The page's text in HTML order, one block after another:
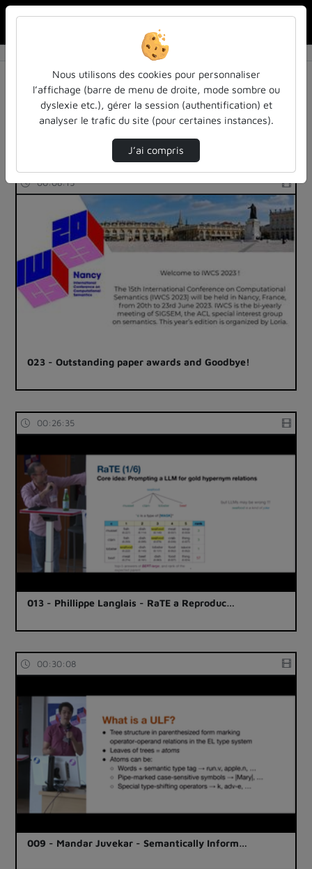
Résultats de la recherche
Filtres actifs (cliquer pour en retirer) :
informatique
representation-du-sens
00:08:15
023 - Outstanding paper awards and Goodbye!
00:26:35
013 - Phillippe Langlais - RaTE a Reproduc…
00:30:08
009 - Mandar Juvekar - Semantically Inform…
Nous utilisons des cookies pour personnaliser
l’affichage (barre de menu de droite, mode sombre ou
dyslexie etc.), gérer la session (authentification) et
analyser le trafic du site (pour certaines instances).
J’ai compris